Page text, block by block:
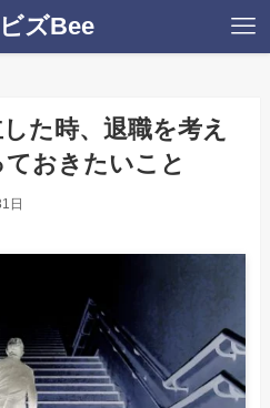
ズBee
た時、退職を考え
おきたいこと
日